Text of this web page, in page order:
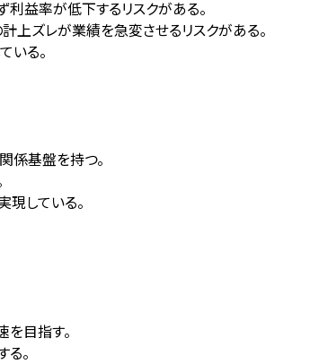
益率が低下するリスクがある。
ズレが業績を急変させるリスクがある。
いる。
係基盤を持つ。
している。
目指す。
。